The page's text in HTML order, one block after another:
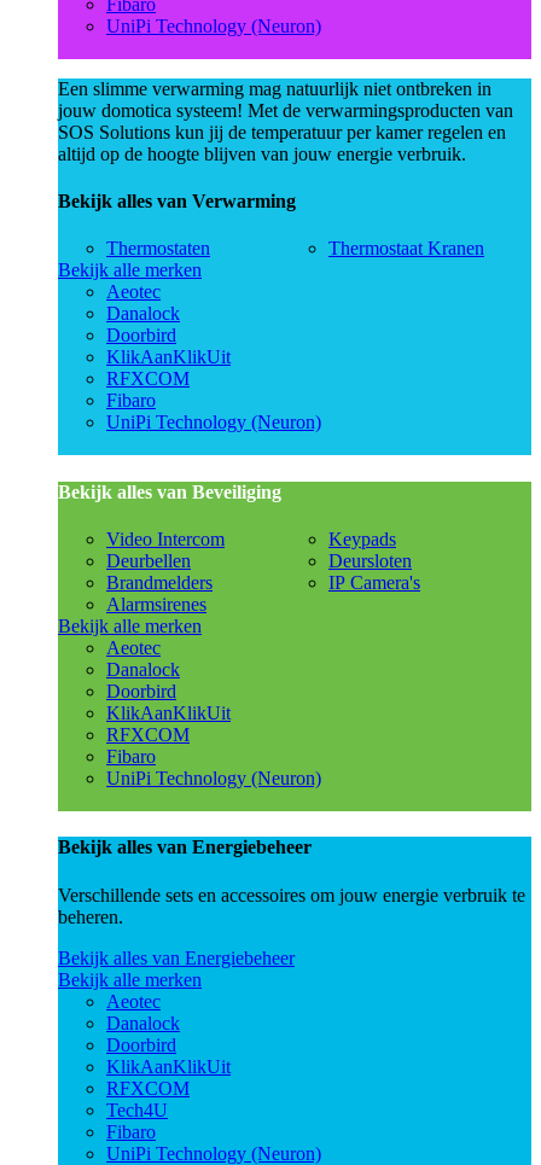
Fibaro
UniPi Technology (Neuron)
Een slimme verwarming mag natuurlijk niet ontbreken in
jouw domotica systeem! Met de verwarmingsproducten van
SOS Solutions kun jij de temperatuur per kamer regelen en
altijd op de hoogte blijven van jouw energie verbruik.
Bekijk alles van Verwarming
Thermostaten
Thermostaat Kranen
Bekijk alle merken
Aeotec
Danalock
Doorbird
KlikAanKlikUit
RFXCOM
Fibaro
UniPi Technology (Neuron)
Bekijk alles van Beveiliging
Video Intercom
Deurbellen
Brandmelders
Alarmsirenes
Keypads
Deursloten
IP Camera's
Bekijk alle merken
Aeotec
Danalock
Doorbird
KlikAanKlikUit
RFXCOM
Fibaro
UniPi Technology (Neuron)
Bekijk alles van Energiebeheer
Verschillende sets en accessoires om jouw energie verbruik te
beheren.
Bekijk alles van Energiebeheer
Bekijk alle merken
Aeotec
Danalock
Doorbird
KlikAanKlikUit
RFXCOM
Tech4U
Fibaro
UniPi Technology (Neuron)